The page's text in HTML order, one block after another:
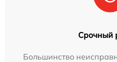
Срочный
Большинство